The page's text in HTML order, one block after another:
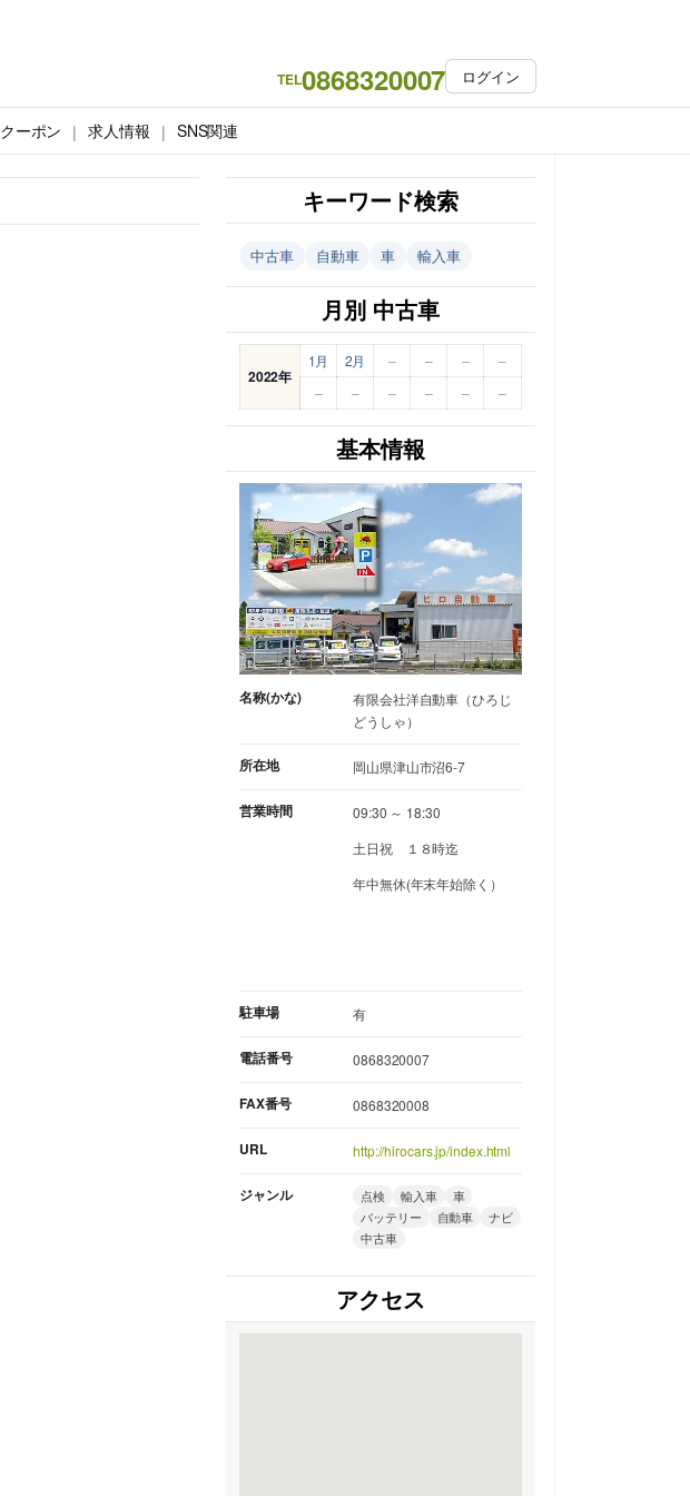
TEL0868320007 ログイン
クーポン 求人情報 SNS関連
キーワード検索
中古車 自動車 車 輸入車
月別 中古車
2022年
1月 2月 – – –
–
–
– – – – –
基本情報
名称(かな)
有限会社洋自動車（ひろじ
どうしゃ）
所在地 岡山県津山市沼6-7
営業時間
09:30 ～ 18:30
土日祝 １８時迄
年中無休(年末年始除く）
駐車場 有
電話番号 0868320007
FAX番号 0868320008
URL http://hirocars.jp/index.html
ジャンル 点検 輸入車
車
バッテリー
自動車
ナビ
中古車
アクセス